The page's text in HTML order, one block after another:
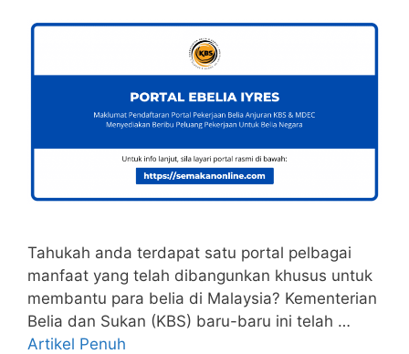
Tahukah anda terdapat satu portal pelbagai
manfaat yang telah dibangunkan khusus untuk
membantu para belia di Malaysia? Kementerian
Belia dan Sukan (KBS) baru-baru ini telah …
Artikel Penuh